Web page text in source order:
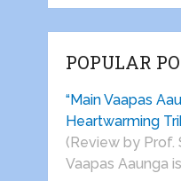
POPULAR
“Main Vaapas
Heartwarming
(Review by Prof.
Vaapas Aaunga